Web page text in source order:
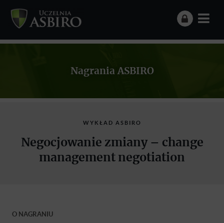
Nagrania ASBIRO
WYKŁAD ASBIRO
Negocjowanie zmiany – change
management negotiation
O NAGRANIU